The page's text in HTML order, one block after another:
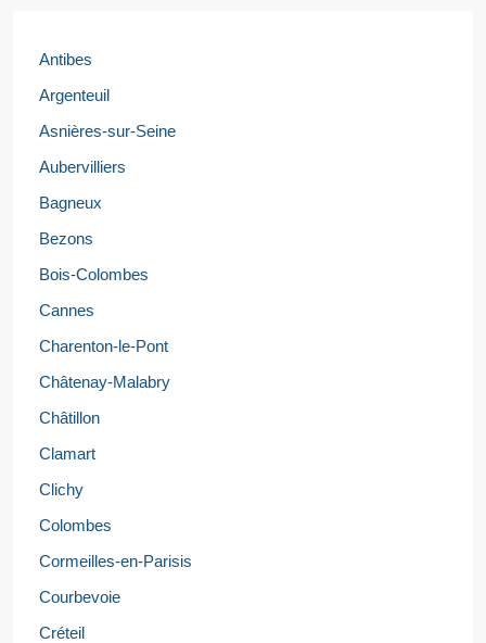
Antibes
Argenteuil
Asnières-sur-Seine
Aubervilliers
Bagneux
Bezons
Bois-Colombes
Cannes
Charenton-le-Pont
Châtenay-Malabry
Châtillon
Clamart
Clichy
Colombes
Cormeilles-en-Parisis
Courbevoie
Créteil